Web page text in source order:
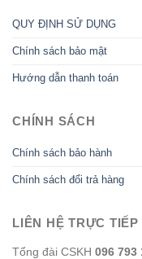
QUY ĐỊNH SỬ DỤNG
Chính sách bảo mật
Hướng dẫn thanh toán
CHÍNH SÁCH
Chính sách bảo hành
Chính sách đổi trả hàng
LIÊN HỆ TRỰC TIẾP
Tổng đài CSKH 096 793